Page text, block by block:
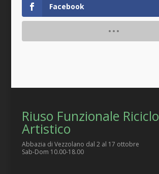
Facebook
Riuso Funzionale Riciclo
Artistico
Abbazia di Vezzolano dal 2 al 17 ottobre
Sab-Dom 10.00-18.00